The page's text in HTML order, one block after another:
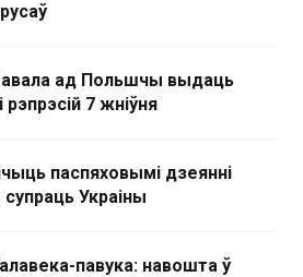
ад Польшчы выдаць
рэпрэсій 7 жніўня
паспяховымі дзеянні
супраць Украіны
павука: навошта ў